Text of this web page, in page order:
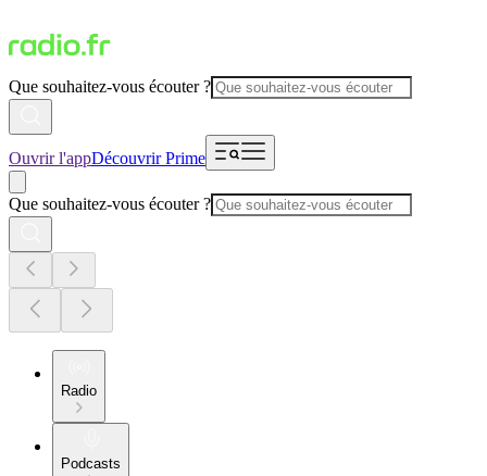
Que souhaitez-vous écouter ?
Ouvrir l'appDécouvrir Prime
Que souhaitez-vous écouter ?
Radio
Podcasts